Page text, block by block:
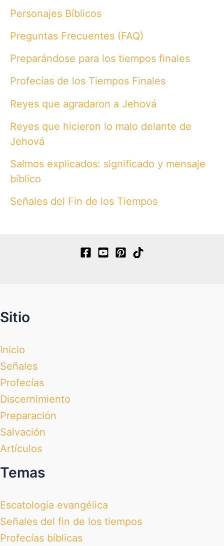
Personajes Bíblicos
Preguntas Frecuentes (FAQ)
Preparándose para los tiempos finales
Profecías de los Tiempos Finales
Reyes que agradaron a Jehová
Reyes que hicieron lo malo delante de
Jehová
Salmos explicados: significado y mensaje
bíblico
Señales del Fin de los Tiempos
Sitio
Inicio
Señales
Profecías
Discernimiento
Preparación
Salvación
Artículos
Temas
Escatología evangélica
Señales del fin de los tiempos
Profecías bíblicas